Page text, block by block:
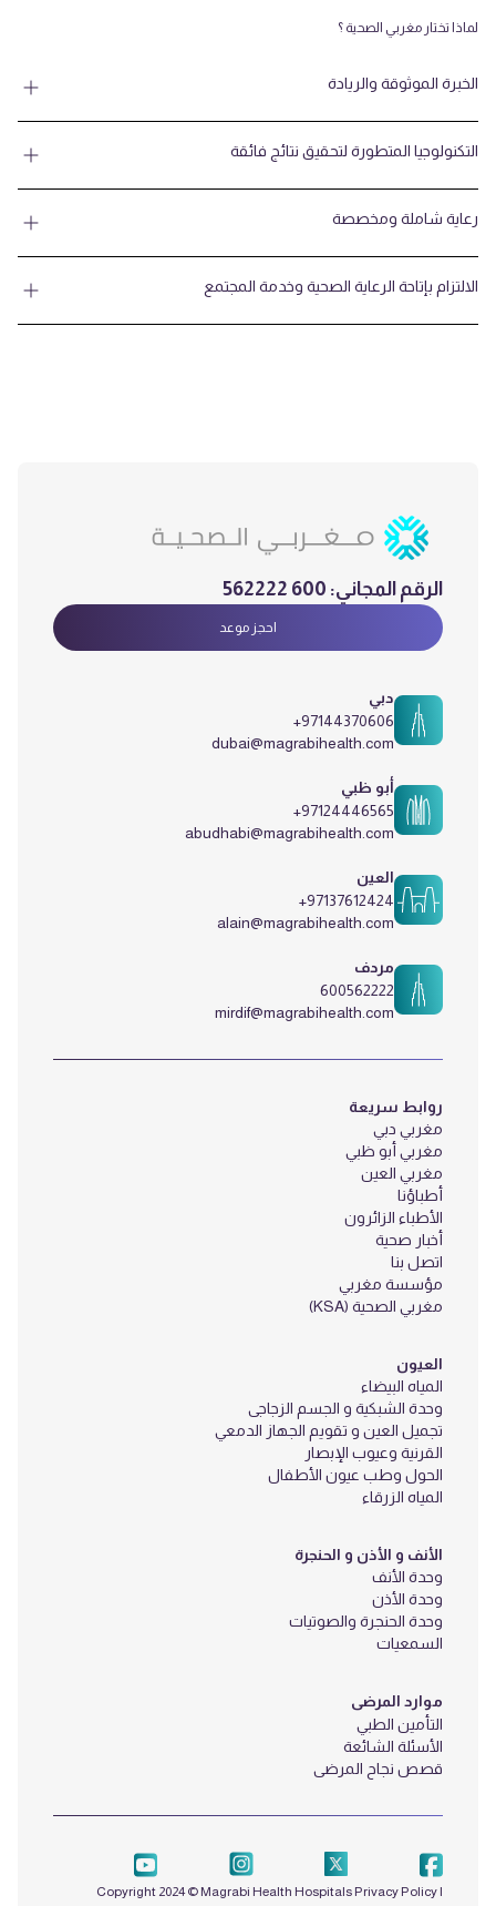
لماذا تختار مغربي الصحية ؟
الخبرة الموثوقة والريادة
التكنولوجيا المتطورة لتحقيق نتائج فائقة
رعاية شاملة ومخصصة
الالتزام بإتاحة الرعاية الصحية وخدمة المجتمع
الرقم المجاني: 600 562222
احجز موعد
روابط سريعة
مغربي دبي
مغربي أبو ظبي
مغربي العين
أطباؤنا
الأطباء الزائرون
أخبار صحية
اتصل بنا
مؤسسة مغربي
مغربي الصحية (KSA)
العيون
المياه البيضاء
وحدة الشبكية و الجسم الزجاجى
تجميل العين و تقويم الجهاز الدمعي
القرنية وعيوب الإبصار
الحول وطب عيون الأطفال
المياه الزرقاء
الأنف و الأذن و الحنجرة
وحدة الأنف
وحدة الأذن
وحدة الحنجرة والصوتيات
السمعيات
موارد المرضى
التأمين الطبي
الأسئلة الشائعة
قصص نجاح المرضى
دبي
+97144370606
dubai@magrabihealth.com
أبو ظبي
+97124446565
abudhabi@magrabihealth.com
العين
+97137612424
alain@magrabihealth.com
مردف
600562222
mirdif@magrabihealth.com
Copyright 2024 © Magrabi Health Hospitals Privacy Policy |